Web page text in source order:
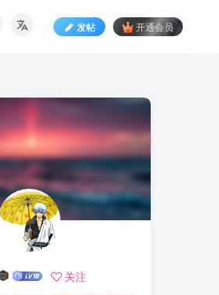
发帖 开通会员
关注